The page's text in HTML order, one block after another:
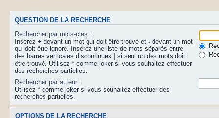
QUESTION DE LA RECHERCHE
Rechercher par mots-clés :
Insérez + devant un mot qui doit être trouvé et - devant un mot
qui doit être ignoré. Insérez une liste de mots séparés entre
des barres verticales discontinues
si seul un des mots doit
être trouvé. Utilisez * comme joker si vous souhaitez effectuer
des recherches partielles.
Rechercher par auteur :
Utilisez * comme joker si vous souhaitez effectuer des
recherches partielles.
OPTIONS DE LA RECHERCHE